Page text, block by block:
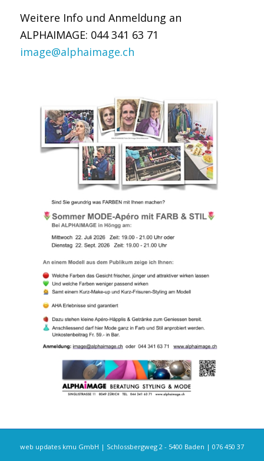
Weitere Info und Anmeldung an
ALPHAIMAGE: 044 341 63 71
image@alphaimage.ch
web updates kmu GmbH | Schlossbergweg 2 - 5400 Baden | 076 450 37